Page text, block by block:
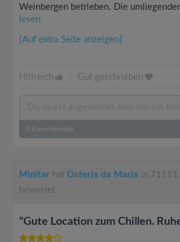
Weinbergen betrieben. Die
lesen
[Auf extra Seite anzeigen]
Hilfreich Gut geschrieben
0 Kommentare
Minitar hat Osteria da Maria in 71111
bewertet
"Gute Location zum Chillen.